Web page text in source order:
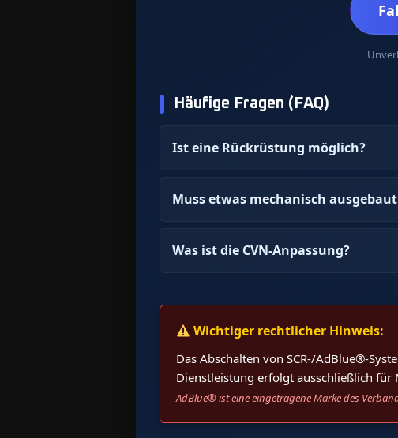
Häufige Fragen (FAQ)
Ist eine Rückrüstung möglich?
Muss etwas mechanisch
Was ist die CVN-Anpassung?
Wichtiger rechtlicher Hinweis:
Das Abschalten von SCR-/AdBlue®-
Dienstleistung erfolgt ausschließlich für
AdBlue® ist eine eingetragene Marke des